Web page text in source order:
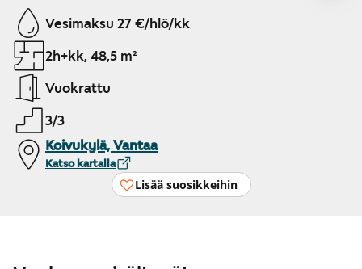
Näytetään dia 1 / 10
Vesimaksu 27 €/hlö/kk
2h+kk, 48,5 m²
Vuokrattu
3/3
Koivukylä, Vantaa
Katso kartalla
Lisää suosikkeihin